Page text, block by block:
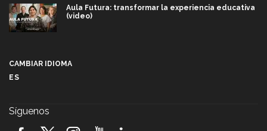
Aula Futura: transformar la experiencia educativa
(video)
CAMBIAR IDIOMA
ES
Síguenos